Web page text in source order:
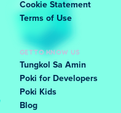
Cookie Statement
Terms of Use
GET TO KNOW US
Tungkol Sa Amin
Poki for Developers
Poki Kids
Blog